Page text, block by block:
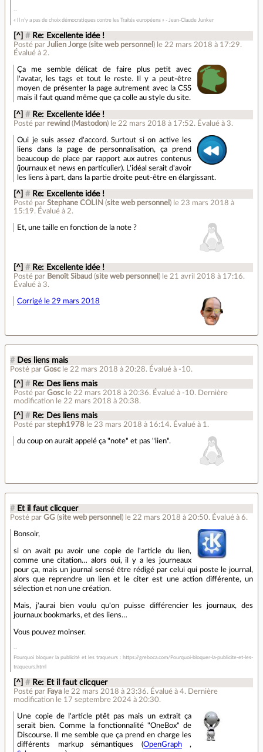
« Il n’y a pas de choix démocratiques contre les Traités européens » - Jean-Claude Junker
[^] # Re: Excellente idée !
Posté parJulien Jorge (site web personnel ) le 22 mars 2018 à 17:29.
Évalué à 2.
Ça me semble délicat de faire plus petit avec
l'avatar, les tags et tout le reste. Il y a peut-être
moyen de présenter la page autrement avec la CSS
mais il faut quand même que ça colle au style du site.
[^] # Re: Excellente idée !
Posté par rewind ( Mastodon) le 22 mars 2018 à 17:52. Évalué à 3.
Oui je suis assez d'accord. Surtout si on active les
liens dans la page de personnalisation, ça prend
beaucoup de place par rapport aux autres contenus
(journaux et news en particulier). L'idéal serait d'avoir
les liens à part, dans la partie droite peut-être en élargissant.
[^] # Re: Excellente idée !
Posté parStephane COLIN (site web personnel ) le 23 mars 2018 à
15:19. Évalué à2.
Et, une taille en fonction de la note ?
[^] # Re: Excellente idée !
Posté par Benoît Sibaud (site web personnel ) le 21 avril 2018 à 17:16.
Évalué à 3.
Corrigé le 29 mars 2018
# Des liens mais
Posté par Gosc le 22 mars 2018 à 20:28. Évalué à -10.
[^] # Re: Des liens mais
Posté parGosc le 22 mars 2018 à 20:36. Évalué à -10. Dernière
modification le 22 mars 2018 à 20:38.
[^] # Re: Des liens mais
Posté parsteph1978 le 23 mars 2018 à 16:14. Évalué à 1.
du coup on aurait appelé ça "note" et pas "lien".
# Et il faut clicquer
Posté par GG (site web personnel ) le 22 mars 2018 à 20:50. Évalué à 6.
Bonsoir,
si on avait pu avoir une copie de l'article du lien,
comme une citation… alors oui, il y a les journeaux
pour ça, mais un journal sensé être rédigé par celui qui poste le journal,
alors que reprendre un lien et le citer est une action différente, un
sélection et non une création.
Mais, j'aurai bien voulu qu'on puisse différencier les journaux, des
journaux bookmarks, et des liens…
Vous pouvez moinser.
Pourquoi bloquer la publicité et les traqueurs : https://greboca.com/Pourquoi-bloquer-la-publicite-et-les-
traqueurs.html
[^] # Re: Et il faut clicquer
Posté par Faya le 22 mars 2018 à 23:36. Évalué à4. Dernière
modification le 17 septembre 2024 à 20:30.
Une copie de l'article ptêt pas mais un extrait ça
serait bien. Comme la fonctionnalité "OneBox" de
Discourse. Il me semble que ça prend en charge les
différents markup sémantiques (OpenGraph,